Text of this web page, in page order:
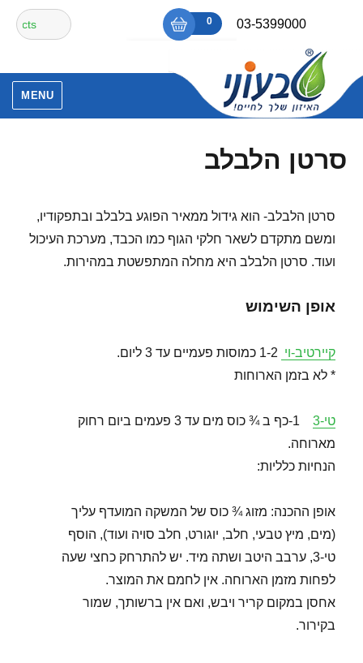
content
03-5399000
₪0
0
אין מוצרים בסל הקניות.
חיפוש
עבור:
MENU
סרטן הלבלב
סרטן הלבלב- הוא גידול ממאיר הפוגע בלבלב ובתפקודיו,
ומשם מתקדם לשאר חלקי הגוף כמו הכבד, מערכת העיכול
ועוד. סרטן הלבלב היא מחלה המתפשטת במהירות.
אופן השימוש
קיירטיב-וי
* לא בזמן הארוחות
טי-3
1-כף ב ¾ כוס מים עד 3 פעמים ביום רחוק
מארוחה.
הנחיות כלליות:
אופן ההכנה: מזוג ¾ כוס של המשקה המועדף עליך
(מים, מיץ טבעי, חלב, יוגורט, חלב סויה ועוד), הוסף
טי-3, ערבב היטב ושתה מיד. יש להתרחק כחצי שעה
לפחות מזמן הארוחה. אין לחמם את המוצר.
אחסן במקום קריר ויבש, ואם אין ברשותך, שמור
בקירור.